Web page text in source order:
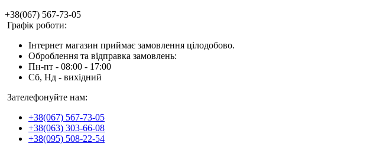
+38(067) 567-73-05
Графік роботи:
Інтернет магазин приймає замовлення цілодобово.
Оброблення та відправка замовлень:
Пн-пт - 08:00 - 17:00
Сб, Нд - вихідний
Зателефонуйте нам:
+38(067) 567-73-05
+38(063) 303-66-08
+38(095) 508-22-54